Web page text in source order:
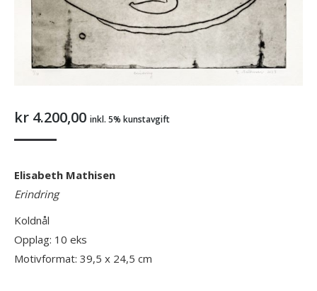
kr 4.200,00 inkl. 5% kunstavgift
Elisabeth Mathisen
Erindring
Koldnål
Opplag: 10 eks
Motivformat: 39,5 x 24,5 cm